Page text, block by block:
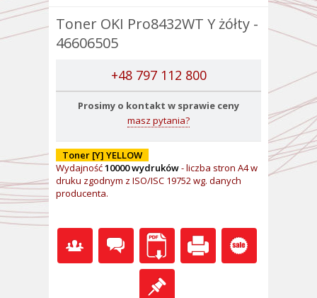
Toner OKI Pro8432WT Y żółty -
46606505
+48 797 112 800
Prosimy o kontakt w sprawie ceny
masz pytania?
Toner [Y] YELLOW
Wydajność10000 wydruków- liczba stron A4 w
druku zgodnym z ISO/ISC 19752 wg. danych
producenta.